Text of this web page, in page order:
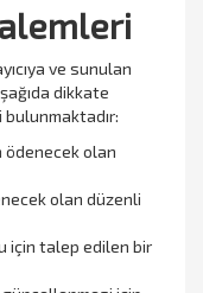
ve sunulan
dikkate
bulunmaktadır:
ödenecek olan
olan düzenli
için talep edilen bir